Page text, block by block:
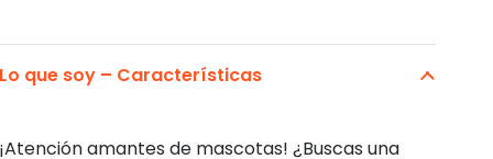
que soy – Características
amantes de mascotas! ¿Buscas una